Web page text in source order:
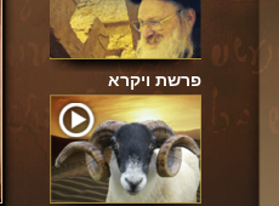
פרשת ויקרא